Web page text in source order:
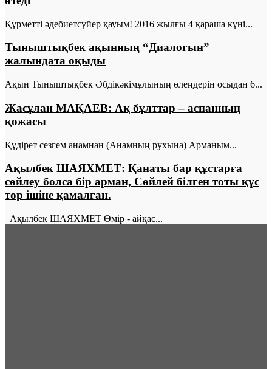
Құрметті әдебиетсүйер қауым! 2016 жылғы 4 қараша күні...
Тыныштықбек ақынның “Диалогын”
жалындата оқыды
Ақын Тыныштықбек Әбдікәкімұлының өлеңдерін осыдан 6...
Жасұлан МАҚАЕВ: Ақ бұлттар – аспанның
қожасы
Құдірет сезгем анамнан (Анамның рухына) Арманым...
Ақылбек ШАЯХМЕТ: Қанаты бар құстарға
сөйлеу болса бір арман, Сөйлей білген тоты құс
тор ішіне қамалған.
Ақылбек ШАЯХМЕТ Өмір - айқас...